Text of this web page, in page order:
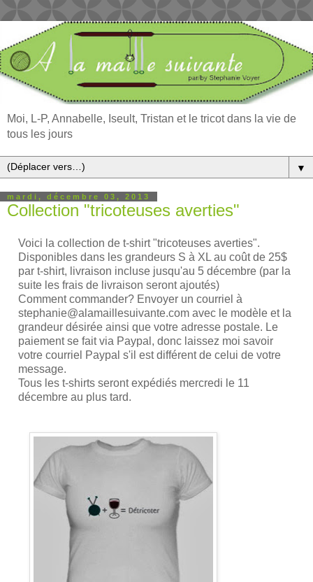
Moi, L-P, Annabelle, Iseult, Tristan et le tricot dans la vie de
tous les jours
▼
mardi, décembre 03, 2013
Collection "tricoteuses averties"
Voici la collection de t-shirt "tricoteuses averties".
Disponibles dans les grandeurs S à XL au coût de 25$
par t-shirt, livraison incluse jusqu'au 5 décembre (par la
suite les frais de livraison seront ajoutés)
Comment commander? Envoyer un courriel à
stephanie@alamaillesuivante.com avec le modèle et la
grandeur désirée ainsi que votre adresse postale. Le
paiement se fait via Paypal, donc laissez moi savoir
votre courriel Paypal s'il est différent de celui de votre
message.
Tous les t-shirts seront expédiés mercredi le 11
décembre au plus tard.